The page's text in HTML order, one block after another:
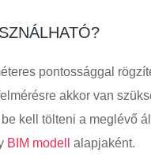
pontossággal
akkor van
kell tölteni a meglévő
BIM modell alapjaként.